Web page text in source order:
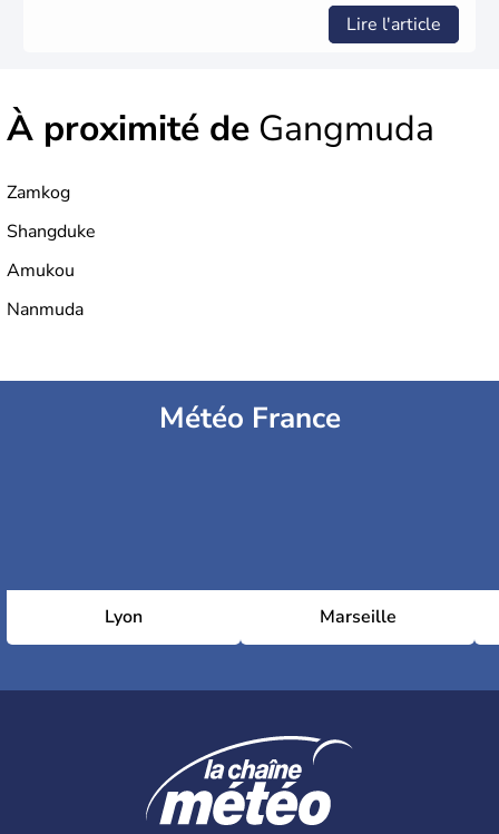
Lire l'article
À proximité de Gangmuda
Zamkog
Shangduke
Amukou
Nanmuda
Météo France
Lyon Marseille